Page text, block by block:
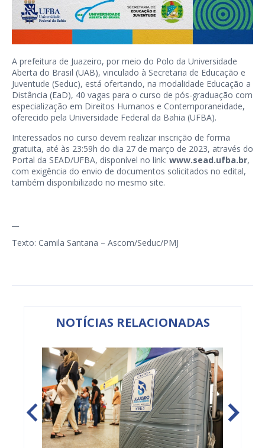
A prefeitura de Juazeiro, por meio do Polo da Universidade
Aberta do Brasil (UAB), vinculado à Secretaria de Educação e
Juventude (Seduc), está ofertando, na modalidade Educação a
Distância (EaD), 40 vagas para o curso de pós-graduação com
especialização em Direitos Humanos e Contemporaneidade,
oferecido pela Universidade Federal da Bahia (UFBA).
Interessados no curso devem realizar inscrição de forma
gratuita, até às 23:59h do dia 27 de março de 2023, através do
Portal da SEAD/UFBA, disponível no link: www.sead.ufba.br,
com exigência do envio de documentos solicitados no edital,
também disponibilizado no mesmo site.
Texto: Camila Santana – Ascom/Seduc/PMJ
NOTÍCIAS RELACIONADAS